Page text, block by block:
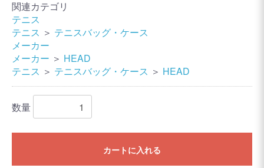
関連カテゴリ
テニス
テニス ＞ テニスバッグ・ケース
メーカー
メーカー ＞ HEAD
テニス ＞ テニスバッグ・ケース ＞ HEAD
数量
カートに入れる